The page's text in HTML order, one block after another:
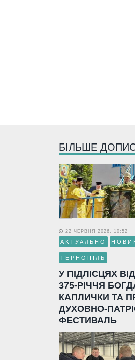
БІЛЬШЕ
22 ЧЕРВНЯ 2026, 10:52
АКТУАЛЬНО
ТЕРНОПІЛЬ
У ПІДЛІСЦЯХ
375-РІЧЧЯ
КАПЛИЧКИ ТА
ДУХОВНО-
ФЕСТИВАЛЬ